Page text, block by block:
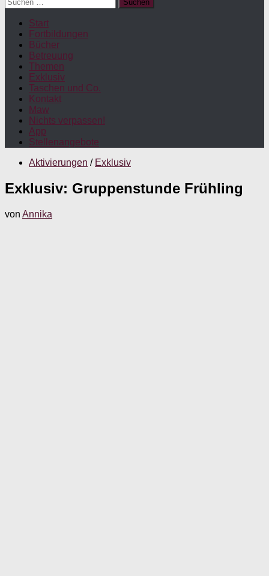
nach:
Start
Fortbildungen
Bücher
Betreuung
Themen
Exklusiv
Taschen und Co.
Kontakt
Maw
Nichts verpassen!
App
Stellenangebote
Aktivierungen / Exklusiv
Exklusiv: Gruppenstunde Frühling
von Annika